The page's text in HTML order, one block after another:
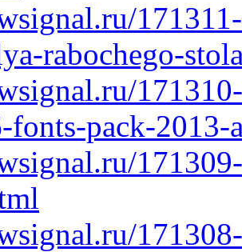
rabochego-
fonts-pack-2013-